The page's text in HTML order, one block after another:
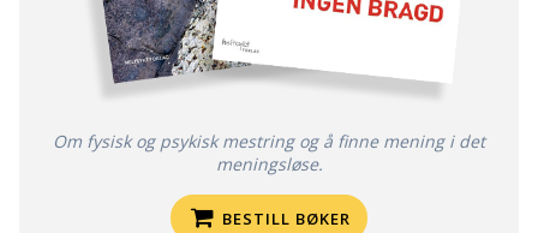
Om fysisk og psykisk mestring og å finne mening i det
meningsløse.
BESTILL BØKER